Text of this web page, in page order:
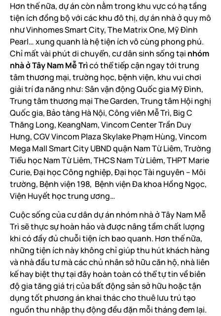
Hơn thế nữa, dự án còn nằm trong khu vực có hạ tầng
tiện ích đồng bộ với các khu đô thị, dự án nhà ở quy mô
như Vinhomes Smart City, The Matrix One, Mỹ Đình
Pearl… xung quanh là hệ tiện ích vô cùng phong phú.
Chỉ mất vài phút di chuyển, cư dân sinh sống tại nhóm
nhà ở Tây Nam Mễ Trìcó thể tiếp cận ngay tới trung
tâm thương mại, trường học, bệnh viện, khu vui chơi
giải trí đa năng như: Sân vận động Quốc gia Mỹ Đình,
Trung tâm thương mại The Garden, Trung tâm Hội nghị
Quốc gia, Bảo tàng Hà Nội, Công viên Mễ Trì, Big C
Thăng Long, KeangNam, Vincom Center Trần Duy
Hưng, CGV Vincom Plaza Skylake Phạm Hùng, Vincom
Mega Mall Smart City UBND quận Nam Từ Liêm, Trường
Tiểu học Nam Từ Liêm, THCS Nam Từ Liêm, THPT Marie
Curie, Đại học Công nghiệp, Đại học Tài nguyên – Môi
trường, Bệnh viện 198, Bệnh viện Đa khoa Hồng Ngọc,
Viện Huyết học trung ương…
Cuộc sống của cư dân dự án nhóm nhà ở Tây Nam Mễ
Trì sẽ thực sự hoàn hảo và được nâng tầm chất lượng
khi có đầy đủ chuỗi tiện ích bao quanh. Hơn thế nữa,
những tiện ích này không chỉ giúp thu hút khách hàng
và nhà đầu tư mà các chủ nhân sở hữu căn hộ, nhà liên
kế hay biệt thự tại đây hoàn toàn có thể tự tin về biên
độ gia tăng giá trị của bất động sản sở hữu hoặc tận
dụng tốt phương án khai thác cho thuê lưu trú tạo
nguồn thu nhập thụ động đều đặn mỗi tháng đem lại.